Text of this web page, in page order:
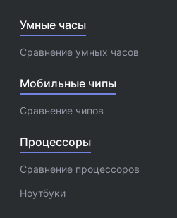
Умные часы
Сравнение умных часов
Мобильные чипы
Сравнение чипов
Процессоры
Сравнение процессоров
Ноутбуки